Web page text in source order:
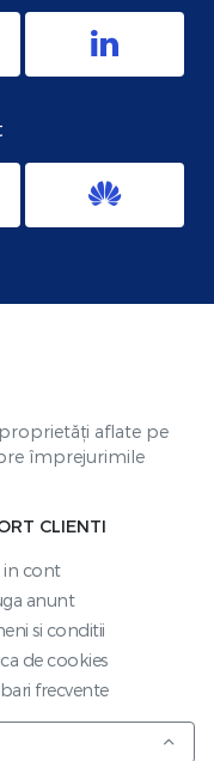
aflate pe
împrejurimile
CLIENTI
in cont
anunt
si conditii
de cookies
frecvente